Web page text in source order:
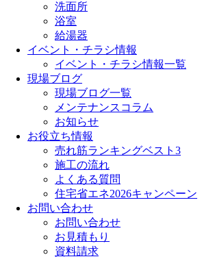
洗面所
浴室
給湯器
イベント・チラシ情報
イベント・チラシ情報一覧
現場ブログ
現場ブログ一覧
メンテナンスコラム
お知らせ
お役立ち情報
売れ筋ランキングベスト3
施工の流れ
よくある質問
住宅省エネ2026キャンペーン
お問い合わせ
お問い合わせ
お見積もり
資料請求